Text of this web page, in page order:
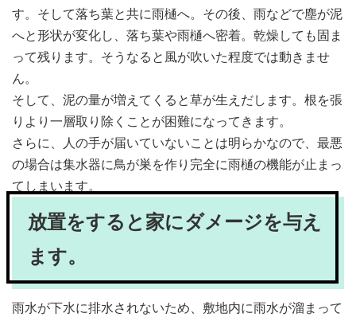
す。そして落ち葉と共に雨樋へ。その後、雨などで塵が泥
へと形状が変化し、落ち葉や雨樋へ密着。乾燥しても固ま
って残ります。そうなると風が吹いた程度では動きませ
ん。
そして、泥の量が増えてくると草が生えだします。根を張
りより一層取り除くことが困難になってきます。
さらに、人の手が届いていないことは明らかなので、最悪
の場合は集水器に鳥が巣を作り完全に雨樋の機能が止まっ
てしまいます。
放置をすると家にダメージを与え
ます。
雨水が下水に排水されないため、敷地内に雨水が溜まって